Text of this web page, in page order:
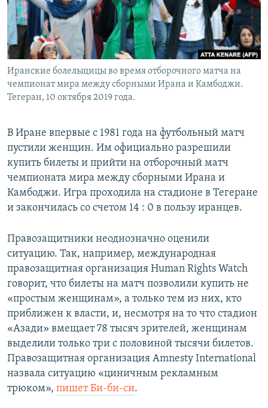
Иранские болельщицы во время отборочного матча на
чемпионат мира между сборными Ирана и Камбоджи.
Тегеран, 10 октября 2019 года.
В Иране впервые с 1981 года на футбольный матч
пустили женщин. Им официально разрешили
купить билеты и прийти на отборочный матч
чемпионата мира между сборными Ирана и
Камбоджи. Игра проходила на стадионе в Тегеране
и закончилась со счетом 14 : 0 в пользу иранцев.
Правозащитники неоднозначно оценили
ситуацию. Так, например, международная
правозащитная организация Human Rights Watch
говорит, что билеты на матч позволили купить не
«простым женщинам», а только тем из них, кто
приближен к власти, и, несмотря на то что стадион
«Азади» вмещает 78 тысяч зрителей, женщинам
выделили только три с половиной тысячи билетов.
Правозащитная организация Amnesty International
назвала ситуацию «циничным рекламным
трюком», пишет Би-би-си.